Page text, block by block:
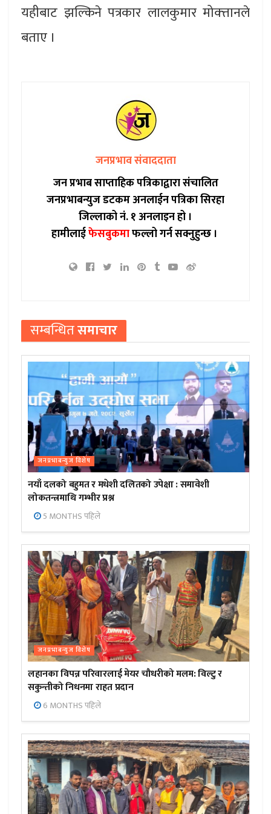
यहीबाट झल्किने पत्रकार लालकुमार मोक्त्तानले
बताए ।
जनप्रभाव संवाददाता
जन प्रभाब साप्ताहिक पत्रिकाद्वारा संचालित
जनप्रभाबन्युज डटकम अनलाईन पत्रिका सिरहा
जिल्लाको नं. १ अनलाइन हो ।
हामीलाईफेसबुकमाफल्लो गर्न सक्नुहुन्छ ।
सम्बन्धितसमाचार
जनप्रभाबन्युज विशेष
नयाँ दलको बहुमत र मधेशी दलितको उपेक्षा : समावेशी
लोकतन्त्रमाथि गम्भीर प्रश्न
5 MONTHS पहिले
जनप्रभाबन्युज विशेष
लहानका विपन्न परिवारलाई मेयर चौधरीको मलम: विल्टु र
सकुन्तीको निधनमा राहत प्रदान
6 MONTHS पहिले